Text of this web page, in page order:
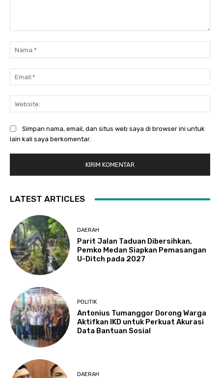
Simpan nama, email, dan situs web saya di browser ini untuk
lain kali saya berkomentar.
LATEST ARTICLES
DAERAH
Parit Jalan Taduan Dibersihkan,
Pemko Medan Siapkan Pemasangan
U-Ditch pada 2027
POLITIK
Antonius Tumanggor Dorong Warga
Aktifkan IKD untuk Perkuat Akurasi
Data Bantuan Sosial
DAERAH